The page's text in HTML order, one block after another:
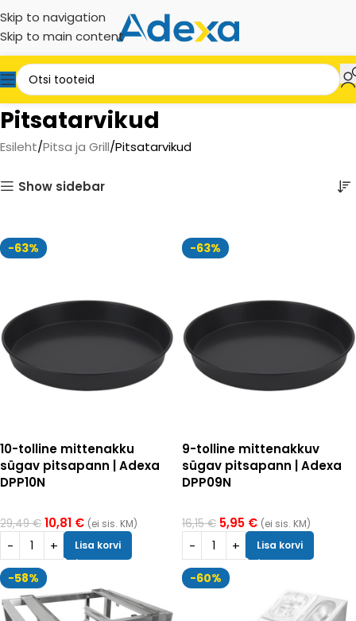
Skip to navigation
Skip to main content
Pitsatarvikud
Esileht Pitsa ja Grill Pitsatarvikud
Show sidebar
-63%
10-tolline mittenakku
sügav pitsapann | Adexa
DPP10N
29,49€ 10,81 € (ei sis. KM)
Lisa korvi
-63%
9-tolline mittenakkuv
sügav pitsapann | Adexa
DPP09N
16,15€ 5,95 € (ei sis. KM)
Lisa korvi
-58% -60%